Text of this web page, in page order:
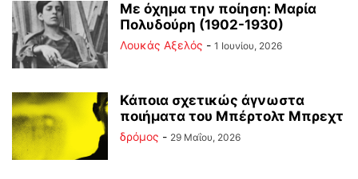
Με όχημα την ποίηση: Μαρία
Πολυδούρη (1902-1930)
Λουκάς Αξελός - 1 Ιουνίου, 2026
Κάποια σχετικώς άγνωστα
ποιήματα του Μπέρτολτ Μπρεχτ
δρόμος - 29 Μαΐου, 2026